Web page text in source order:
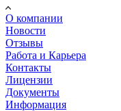
О компании
Новости
Отзывы
Работа и Карьера
Контакты
Лицензии
Документы
Информация